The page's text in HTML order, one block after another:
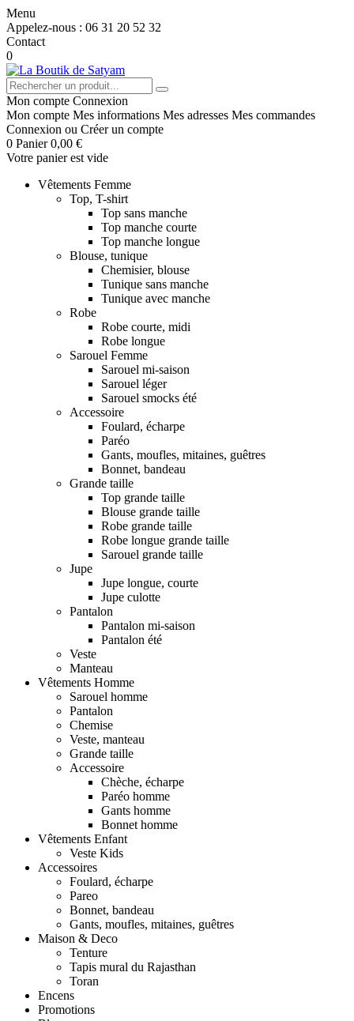
Menu
Appelez-nous : 06 31 20 52 32
Contact
0
Mon compte Connexion
Mon compte Mes informations Mes adresses Mes commandes
Connexion ou Créer un compte
0 Panier 0,00 €
Votre panier est vide
Vêtements Femme
Top, T-shirt
Top sans manche
Top manche courte
Top manche longue
Blouse, tunique
Chemisier, blouse
Tunique sans manche
Tunique avec manche
Robe
Robe courte, midi
Robe longue
Sarouel Femme
Sarouel mi-saison
Sarouel léger
Sarouel smocks été
Accessoire
Foulard, écharpe
Paréo
Gants, moufles, mitaines, guêtres
Bonnet, bandeau
Grande taille
Top grande taille
Blouse grande taille
Robe grande taille
Robe longue grande taille
Sarouel grande taille
Jupe
Jupe longue, courte
Jupe culotte
Pantalon
Pantalon mi-saison
Pantalon été
Veste
Manteau
Vêtements Homme
Sarouel homme
Pantalon
Chemise
Veste, manteau
Grande taille
Accessoire
Chèche, écharpe
Paréo homme
Gants homme
Bonnet homme
Vêtements Enfant
Veste Kids
Accessoires
Foulard, écharpe
Pareo
Bonnet, bandeau
Gants, moufles, mitaines, guêtres
Maison & Deco
Tenture
Tapis mural du Rajasthan
Toran
Encens
Promotions